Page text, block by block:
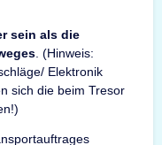
sein als die
. (Hinweis:
Elektronik
sich die beim Tresor